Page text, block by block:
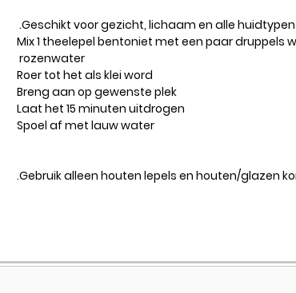
Geschikt voor gezicht, lichaam en alle huidtypen.
Mix 1 theelepel bentoniet met een paar druppels
rozenwater
Roer tot het als klei word
Breng aan op gewenste plek
Laat het 15 minuten uitdrogen
Spoel af met lauw water
Gebruik alleen houten lepels en houten/glazen